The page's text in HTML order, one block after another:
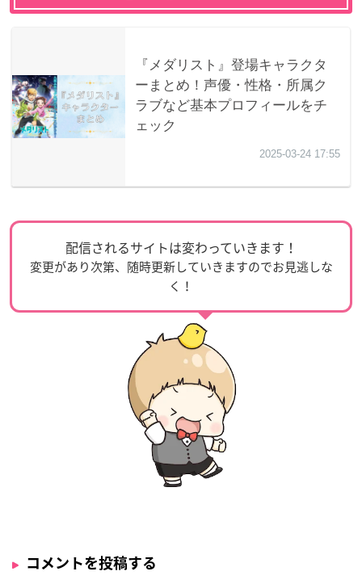
配信されるサイトは変わっていきます！
変更があり次第、随時更新していきますのでお見逃しな
く！
コメントを投稿する